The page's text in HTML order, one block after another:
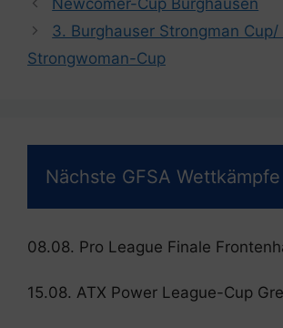
3. Burghauser Strongman
Strongwoman-Cup
Nächste GFSA
08.08. Pro League Finale
15.08. ATX Power League-Cup